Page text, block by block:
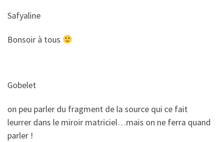
Safyaline
​​Bonsoir à tous
Gobelet
​​on peu parler du fragment de la source qui ce fait
leurrer dans le miroir matriciel…mais on ne ferra quand
parler !